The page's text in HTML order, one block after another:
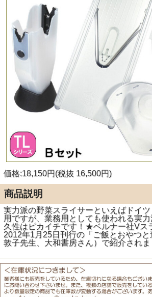
価格:18,150円(税抜 16,500円)
商品説明
実力派の野菜スライサーといえばドイ
用ですが、業務用としても使われる実
久性はピカイチです！★ベルナー社Vス
2012年1月25日刊行の「ご飯とおやつ
敦子先生、大和書房さん）で紹介され